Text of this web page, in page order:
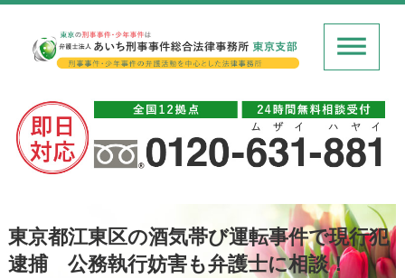
東京都江東区の酒気帯び運転事件で現行犯
逮捕 公務執行妨害も弁護士に相談！